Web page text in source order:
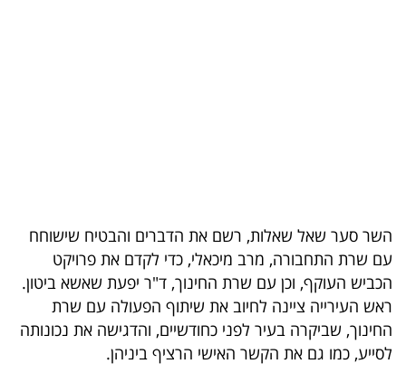
הכלכלי
פודקאסט
40
UNDER
השר סער שאל שאלות, רשם את הדברים והבטיח שישוחח
עם שרת התחבורה, מרב מיכאלי, כדי לקדם את פרויקט
הכביש העוקף, וכן עם שרת החינוך, ד"ר יפעת שאשא ביטון.
ראש העירייה ציינה לחיוב את שיתוף הפעולה עם שרת
החינוך, שביקרה בעיר לפני כחודשיים, והדגישה את נכונותה
לסייע, כמו גם את הקשר האישי הרציף ביניהן.